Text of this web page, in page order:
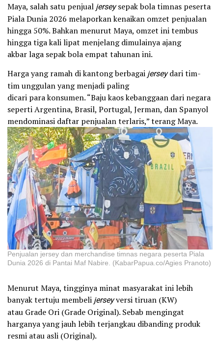
Maya, salah satu penjual jerseysepak bola timnas peserta
Piala Dunia 2026 melaporkan kenaikan omzet penjualan
hingga 50%. Bahkan menurut Maya, omzet ini tembus
hingga tiga kali lipat menjelang dimulainya ajang
akbar laga sepak bola empat tahunan ini.
Harga yang ramah di kantong berbagai jerseydari tim-
tim unggulan yang menjadi paling
dicari para konsumen. “Baju kaos kebanggaan dari negara
seperti Argentina, Brasil, Portugal, Jerman, dan Spanyol
mendominasi daftar penjualan terlaris,” terang Maya.
Penjualan jersey dan merchandise timnas negara peserta Piala
Dunia 2026 di Pantai Maf Nabire. (KabarPapua.co/Agies Pranoto)
Menurut Maya, tingginya minat masyarakat ini lebih
banyak tertuju membeli jerseyversi tiruan (KW)
atau Grade Ori (Grade Original). Sebab mengingat
harganya yang jauh lebih terjangkau dibanding produk
resmi atau asli (Original).